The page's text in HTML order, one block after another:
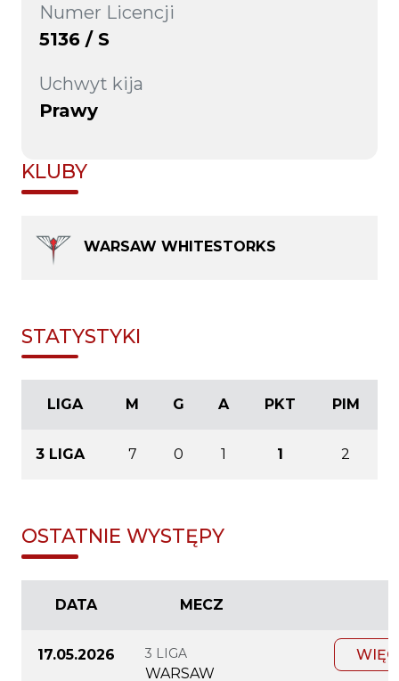
Numer Licencji
5136 / S
Uchwyt kija
Prawy
KLUBY
WARSAW WHITESTORKS
STATYSTYKI
LIGA M G A PKT PIM
3 LIGA 7 0 1 1 2
OSTATNIE WYSTĘPY
DATA MECZ
17.05.2026 3 LIGA
WARSAW